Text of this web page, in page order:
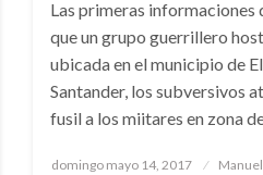
Las primeras informaciones
que un grupo guerrillero
ubicada en el municipio de
Santander, los subversivos
fusil a los miitares en zona
Publicado
domingo mayo 14, 2017